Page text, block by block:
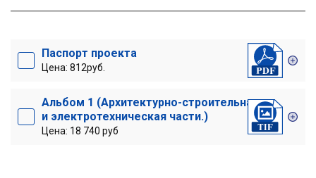
Паспорт проекта
Цена: 812руб.
Альбом 1 (Архитектурно-строительная
и электротехническая части.)
Цена: 18 740 руб